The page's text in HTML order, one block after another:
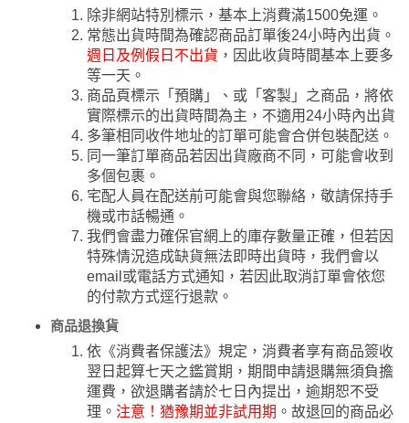
除非網站特別標示，基本上消費滿1500免運。
常態出貨時間為確認商品訂單後24小時內出貨。
週日及例假日不出貨 ，因此收貨時間基本上要多
等一天。
商品頁標示「預購」、或「客製」之商品，將依
實際標示的出貨時間為主，不適用24小時內出貨
多筆相同收件地址的訂單可能會合併包裝配送。
同一筆訂單商品若因出貨廠商不同，可能會收到
多個包裹。
宅配人員在配送前可能會與您聯絡，敬請保持手
機或市話暢通。
我們會盡力確保官網上的庫存數量正確，但若因
特殊情況造成缺貨無法即時出貨時，我們會以
email或電話方式通知，若因此取消訂單會依您
的付款方式逕行退款。
商品退換貨
依《消費者保護法》規定，消費者享有商品簽收
翌日起算七天之鑑賞期，期間申請退購無須負擔
運費，欲退購者請於七日內提出，逾期恕不受
理。 注意！猶豫期並非試用期 。故退回的商品必